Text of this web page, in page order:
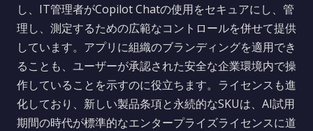
し、IT管理者がCopilot Chatの使用をセキュアにし、管
理し、測定するための広範なコントロールを併せて提供
しています。アプリに組織のブランディングを適用でき
ることも、ユーザーが承認された安全な企業環境内で操
作していることを示すのに役立ちます。ライセンスも進
化しており、新しい製品条項と永続的なSKUは、AI試用
期間の時代が標準的なエンタープライズライセンスに道